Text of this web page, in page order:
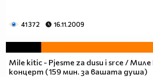
41 372 16.11.2009
Mile kitic - Pjesme za dusu i srce /
концерт (159 мин. за вашата душа)